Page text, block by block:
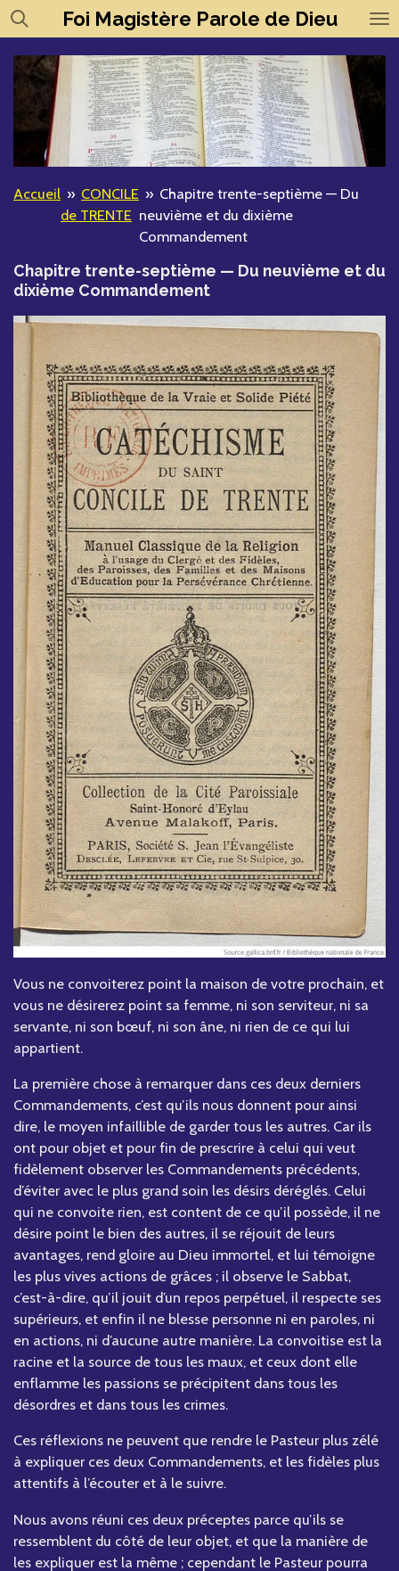
Passer
au
contenu
principal
Foi Magistère Parole de Dieu
Accueil » CONCILE
de TRENTE
» Chapitre trente-septième — Du
neuvième et du dixième
Commandement
Chapitre trente-septième — Du neuvième et du
dixième Commandement
Vous ne convoiterez point la maison de votre prochain, et
vous ne désirerez point sa femme, ni son serviteur, ni sa
servante, ni son bœuf, ni son âne, ni rien de ce qui lui
appartient.
La première chose à remarquer dans ces deux derniers
Commandements, c’est qu’ils nous donnent pour ainsi
dire, le moyen infaillible de garder tous les autres. Car ils
ont pour objet et pour fin de prescrire à celui qui veut
fidèlement observer les Commandements précédents,
d’éviter avec le plus grand soin les désirs déréglés. Celui
qui ne convoite rien, est content de ce qu’il possède, il ne
désire point le bien des autres, il se réjouit de leurs
avantages, rend gloire au Dieu immortel, et lui témoigne
les plus vives actions de grâces ; il observe le Sabbat,
c’est-à-dire, qu’il jouit d’un repos perpétuel, il respecte ses
supérieurs, et enfin il ne blesse personne ni en paroles, ni
en actions, ni d’aucune autre manière. La convoitise est la
racine et la source de tous les maux, et ceux dont elle
enflamme les passions se précipitent dans tous les
désordres et dans tous les crimes.
Ces réflexions ne peuvent que rendre le Pasteur plus zélé
à expliquer ces deux Commandements, et les fidèles plus
attentifs à l’écouter et à le suivre.
Nous avons réuni ces deux préceptes parce qu’ils se
ressemblent du côté de leur objet, et que la manière de
les expliquer est la même ; cependant le Pasteur pourra